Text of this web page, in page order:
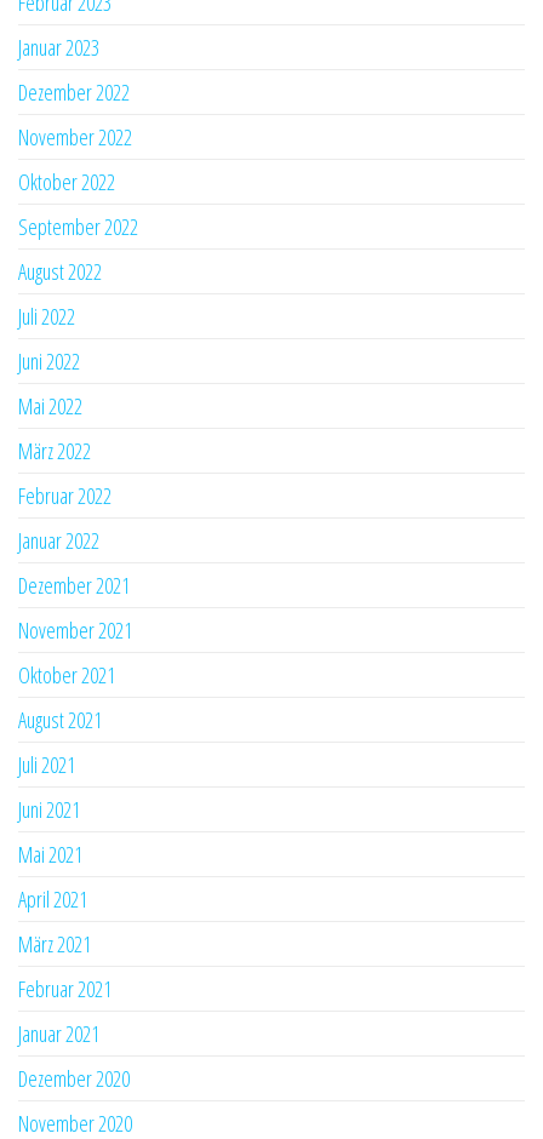
Januar 2023
Dezember 2022
November 2022
Oktober 2022
September 2022
August 2022
Juli 2022
Juni 2022
Mai 2022
März 2022
Februar 2022
Januar 2022
Dezember 2021
November 2021
Oktober 2021
August 2021
Juli 2021
Juni 2021
Mai 2021
April 2021
März 2021
Februar 2021
Januar 2021
Dezember 2020
November 2020